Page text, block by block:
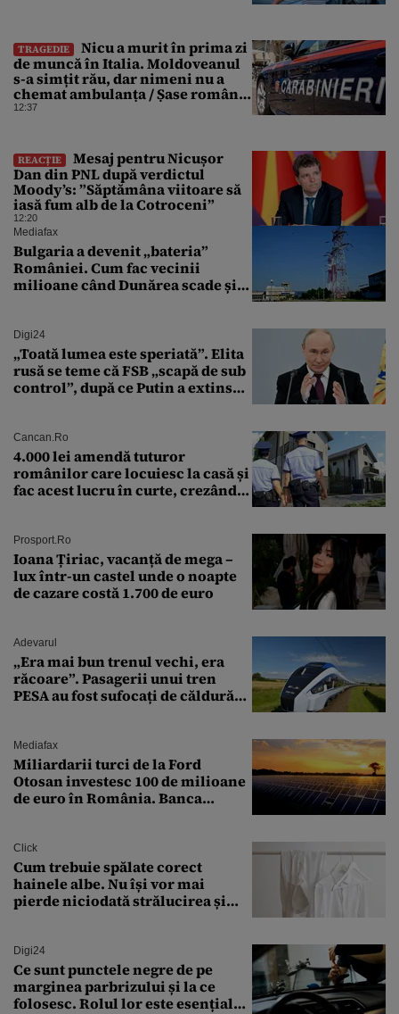
TRAGEDIE
Nicu a murit în prima zi
de muncă în Italia. Moldoveanul
s-a simțit rău, dar nimeni nu a
chemat ambulanța / Șase români,
anchetați
12:37
REACȚIE
Mesaj pentru Nicușor
Dan din PNL după verdictul
Moody’s: ”Săptămâna viitoare să
iasă fum alb de la Cotroceni”
12:20
Mediafax
Bulgaria a devenit „bateria”
României. Cum fac vecinii
milioane când Dunărea scade și
Digi24
„Toată lumea este speriată”. Elita
rusă se teme că FSB „scapă de sub
control”, după ce Putin a extins
Cancan.ro
4.000 lei amendă tuturor
românilor care locuiesc la casă și
fac acest lucru în curte, crezând
Prosport.ro
Ioana Țiriac, vacanță de mega –
lux într-un castel unde o noapte
de cazare costă 1.700 de euro
Adevarul
„Era mai bun trenul vechi, era
răcoare”. Pasagerii unui tren
PESA au fost sufocați de căldură
Mediafax
Miliardarii turci de la Ford
Otosan investesc 100 de milioane
de euro în România. Banca
Click
Cum trebuie spălate corect
hainele albe. Nu își vor mai
pierde niciodată strălucirea și
Digi24
Ce sunt punctele negre de pe
marginea parbrizului și la ce
folosesc. Rolul lor este esențial